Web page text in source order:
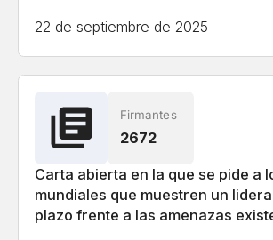
22 de septiembre de 2025
Firmantes
2672
Carta abierta en la que se pide a
mundiales que muestren un
plazo frente a las amenazas